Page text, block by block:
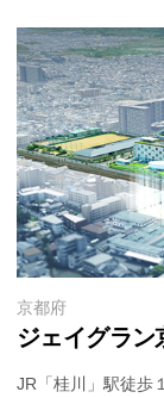
京都府
ジェイグラン
JR「桂川」駅徒歩